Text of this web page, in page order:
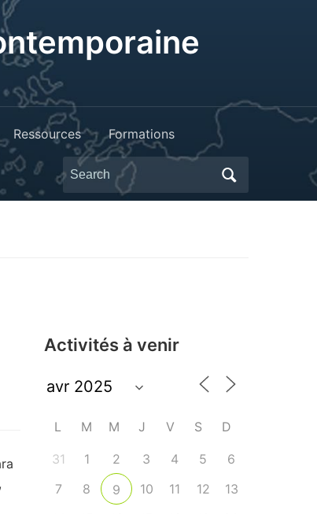
Ressources Formations
Search
for:
Activités à venir
L M M J V S D
31 1 2 3 4 5
6
7
8 9 10 11 12
13